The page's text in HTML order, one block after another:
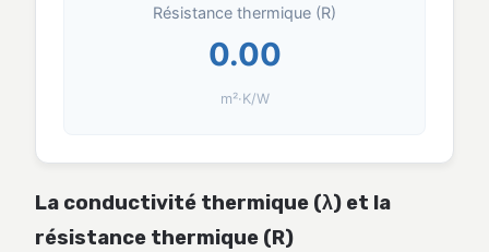
Résistance thermique (R)
0.00
m²·K/W
La conductivité thermique (λ) et la
résistance thermique (R)